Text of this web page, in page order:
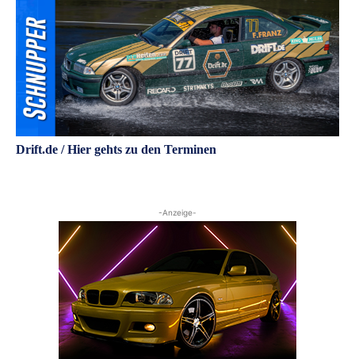
Drift.de / Hier gehts zu den Terminen
-Anzeige-